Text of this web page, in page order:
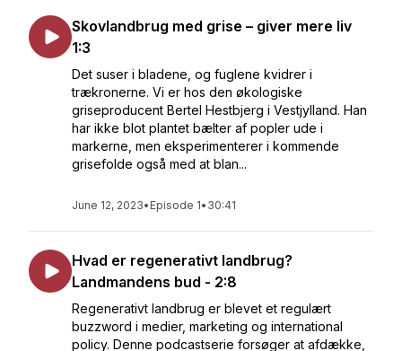
Skovlandbrug med grise – giver mere liv
1:3
Det suser i bladene, og fuglene kvidrer i
trækronerne. Vi er hos den økologiske
griseproducent Bertel Hestbjerg i Vestjylland. Han
har ikke blot plantet bælter af popler ude i
markerne, men eksperimenterer i kommende
grisefolde også med at blan...
June 12, 2023• Episode 1• 30:41
Hvad er regenerativt landbrug?
Landmandens bud - 2:8
Regenerativt landbrug er blevet et regulært
buzzword i medier, marketing og international
policy. Denne podcastserie forsøger at afdække,